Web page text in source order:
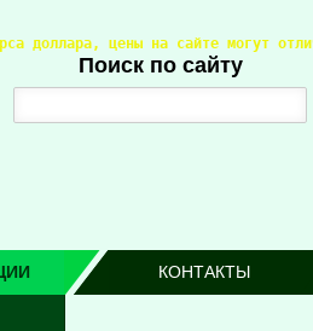
Поиск по сайту
доллара, цены на сайте могут
КОНТАКТЫ